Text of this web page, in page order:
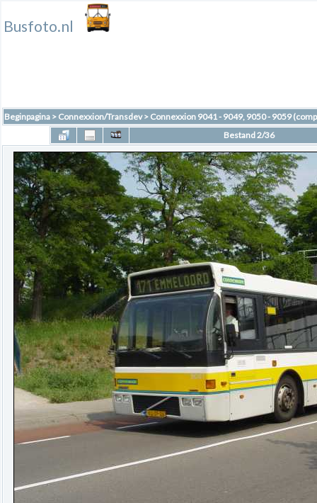
Busfoto.nl
Beginpagina > Connexxion/Transdev> Connexxion 9041 - 9049, 9050 - 9059
Bestand 2/36